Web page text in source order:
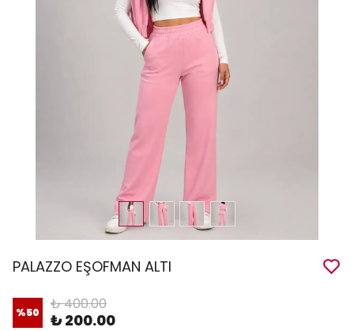
PALAZZO EŞOFMAN ALTI
%50 ₺ 400.00
₺ 200.00